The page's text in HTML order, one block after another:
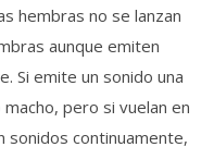
hembras no se lanzan
aunque emiten
Si emite un sonido una
pero si vuelan en
sonidos continuamente,